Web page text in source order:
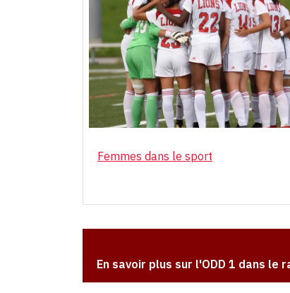
Femmes dans le sport
En savoir plus sur l'ODD 1 dans le